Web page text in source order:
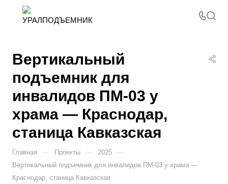
Вертикальный
подъемник для
инвалидов ПМ-03 у
храма — Краснодар,
станица Кавказская
Главная — Проекты — 2025 —
Вертикальный подъемник для инвалидов ПМ-03 у храма —
Краснодар, станица Кавказская